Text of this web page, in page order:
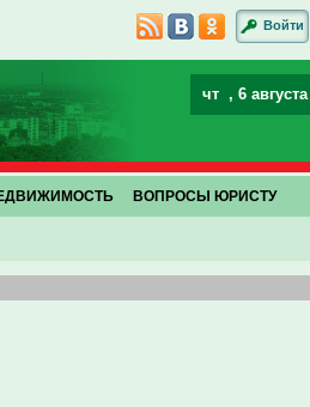
Войти
чт , 6 августа
ВОПРОСЫ ЮРИСТУ